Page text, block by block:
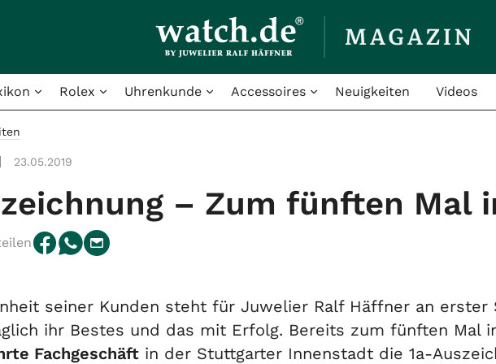
Rolex Uhrenkunde Accessoires Neuigkeiten Videos
23.05.2019
– Zum fünften Mal
seiner Kunden steht für Juwelier Ralf Häffner an erster
ihr Bestes und das mit Erfolg. Bereits zum fünften Mal
Fachgeschäft in der Stuttgarter Innenstadt die 1a-